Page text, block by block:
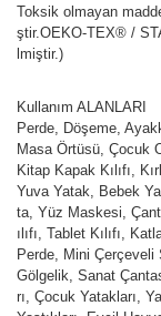
Toksik olmayan
ştir.OEKO-TEX® /
lmiştir.)
Kullanım ALANLARI
Perde, Döşeme,
Masa Örtüsü, Çocuk
Kitap Kapak Kılıfı,
Yuva Yatak, Bebek
ta, Yüz Maskesi,
ılıfı, Tablet Kılıfı,
Perde, Mini Çerçeveli
Gölgelik, Sanat
rı, Çocuk Yatakları,